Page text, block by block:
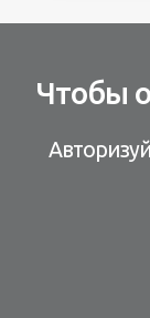
Чтобы